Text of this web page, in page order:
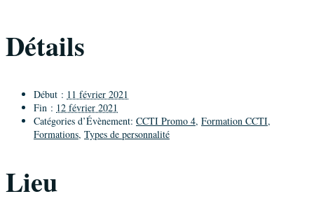
Détails
Début : 11 février 2021
Fin : 12 février 2021
Catégories d’Évènement: CCTI Promo 4, Formation CCTI,
Formations, Types de personnalité
Lieu